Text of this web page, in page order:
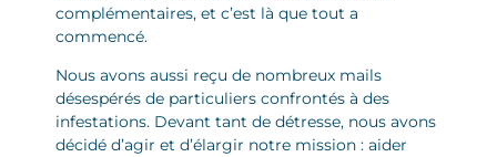
complémentaires, et c’est là que tout a
commencé.
Nous avons aussi reçu de nombreux mails
désespérés de particuliers confrontés à des
infestations. Devant tant de détresse, nous avons
décidé d’agir et d’élargir notre mission : aider